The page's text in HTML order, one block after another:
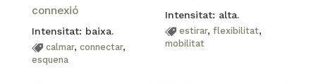
connexió
Intensitat: baixa.
calmar, connectar,
esquena
Intensitat: alta.
estirar, flexibilitat,
mobilitat